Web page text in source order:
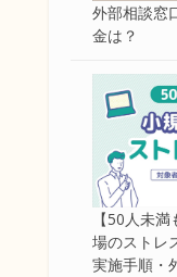
外部相談窓
金は？
【50人未
場のストレ
実施手順・